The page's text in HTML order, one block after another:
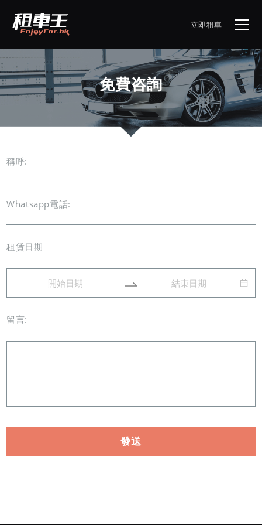
立即租車
免費咨詢
稱呼:
Whatsapp電話:
租賃日期
留言:
發送